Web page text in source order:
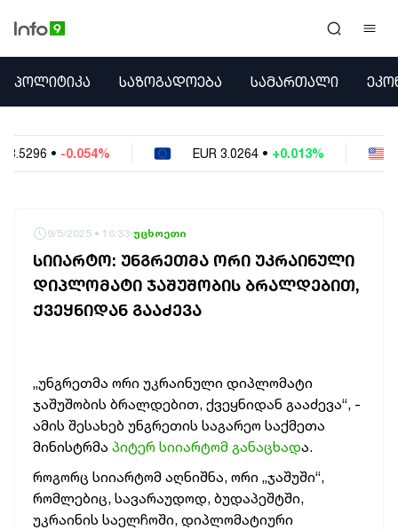
ᲞᲝᲚᲘᲢᲘᲙᲐ
ᲔᲙᲝᲜᲝᲛᲘᲙᲐ
ᲣᲪᲮᲝᲔᲗᲘ
ᲐᲛᲘᲜᲓᲘ
ᲡᲐᲛᲮᲔᲓᲠᲝ
ᲠᲔᲒᲘᲝᲜᲘ
ᲞᲐᲠᲚᲐᲛᲔᲜᲢᲘ
ᲞᲝᲚᲘᲢᲘᲙᲐ ᲡᲐᲖᲝᲒᲐᲓᲝᲔᲑᲐ ᲡᲐᲛᲐᲠᲗᲐᲚᲘ
EUR 3.0264 +0.013% USD 2.6223 -
9/5/2025 • 16:33 უცხოეთი
ᲡᲘᲘᲐᲠᲢᲝ: ᲣᲜᲒᲠᲔᲗᲛᲐ ᲝᲠᲘ ᲣᲙᲠᲐᲘᲜᲣᲚᲘ
ᲓᲘᲞᲚᲝᲛᲐᲢᲘ ᲯᲐᲨᲣᲨᲝᲑᲘᲡ ᲑᲠᲐᲚᲓᲔᲑᲘᲗ,
ᲥᲕᲔᲧᲜᲘᲓᲐᲜ ᲒᲐᲐᲫᲔᲕᲐ
„უნგრეთმა ორი უკრაინული დიპლომატი
ჯაშუშობის ბრალდებით, ქვეყნიდან გააძევა“, -
ამის შესახებ უნგრეთის საგარეო საქმეთა
მინისტრმა პიტერ სიიარტომ განაცხადა.
როგორც სიიარტომ აღნიშნა, ორი „ჯაშუში“,
რომლებიც, სავარაუდოდ, ბუდაპეშტში,
უკრაინის საელჩოში, დიპლომატიური